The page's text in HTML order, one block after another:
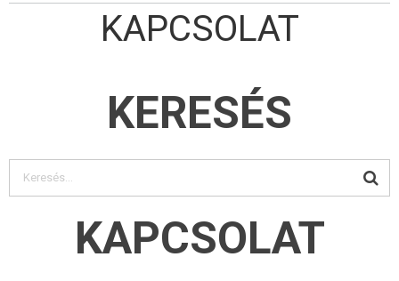
KAPCSOLAT
KERESÉS
KAPCSOLAT